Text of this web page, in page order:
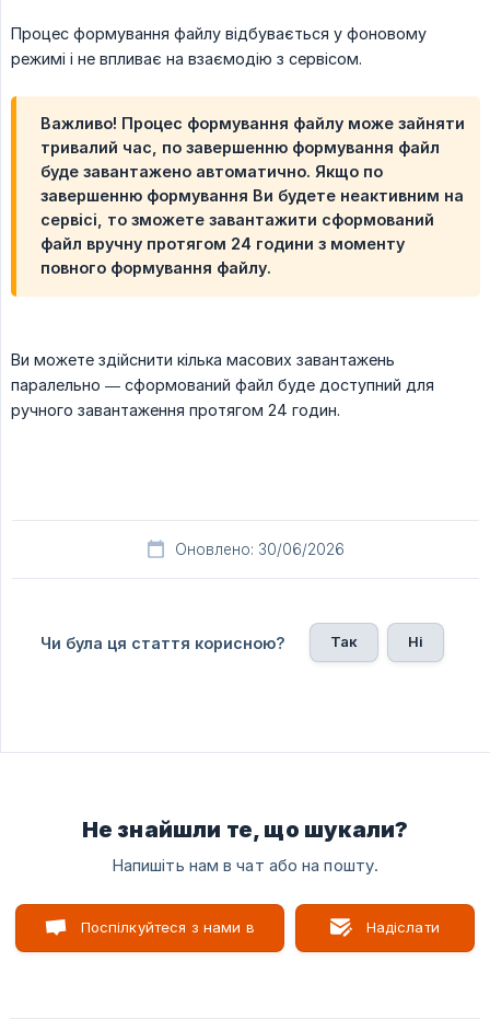
Процес формування файлу відбувається у фоновому
режимі і не впливає на взаємодію з сервісом.
Важливо! Процес формування файлу може зайняти
тривалий час, по завершенню формування файл
буде завантажено автоматично. Якщо по
завершенню формування Ви будете неактивним на
сервісі, то зможете завантажити сформований
файл вручну протягом 24 години з моменту
повного формування файлу.
Ви можете здійснити кілька масових завантажень
паралельно — сформований файл буде доступний для
ручного завантаження протягом 24 годин.
Оновлено: 30/06/2026
Чи була ця стаття корисною? Так Ні
Не знайшли те, що шукали?
Напишіть нам в чат або на пошту.
Поспілкуйтеся з нами в Надіслати